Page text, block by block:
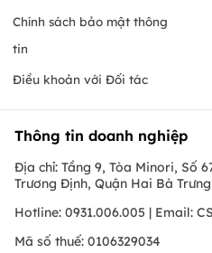
Chính sách bảo mật thông
tin
Điều khoản với Đối tác
Thông tin doanh nghiệp
Địa chỉ: Tầng 9, Tòa Minori, Số
Trương Định, Quận Hai Bà
Hotline: 0931.006.005 | Email:
Mã số thuế: 0106329034